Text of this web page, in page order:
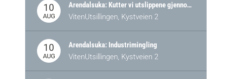
10
AUG
Arendalsuka: Kutter vi utslippene gjennom omstilling – eller tap av industri?
VitenUtsillingen, Kystveien 2
10
AUG
Arendalsuka: Industrimingling
VitenUtsillingen, Kystveien 2